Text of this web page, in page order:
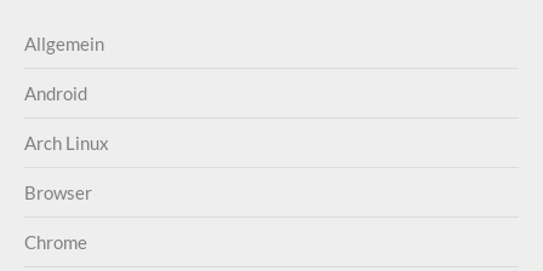
Allgemein
Android
Arch Linux
Browser
Chrome